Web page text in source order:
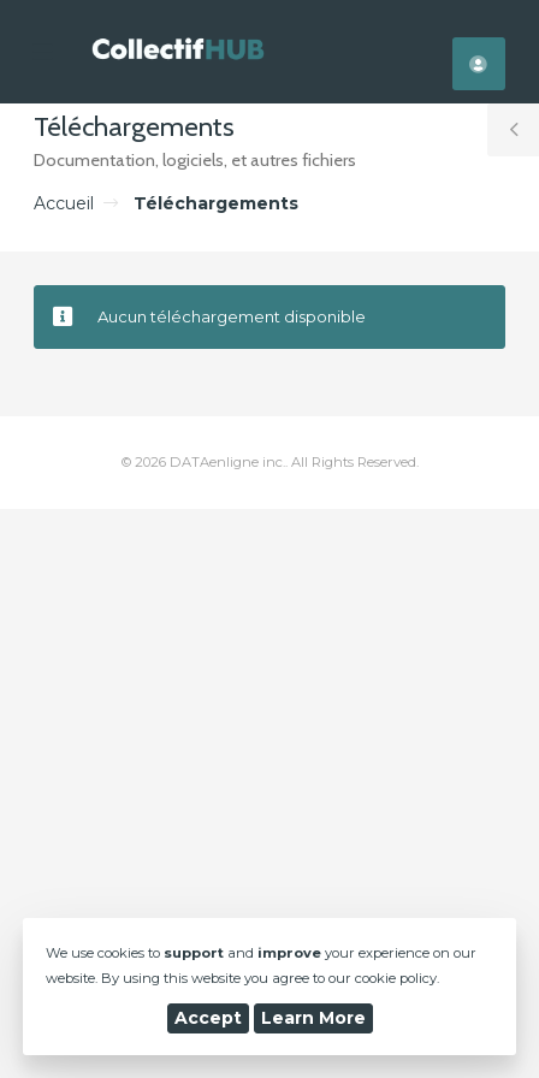
Mobile
Téléchargements
Documentation, logiciels, et autres fichiers
Accueil
Téléchargements
Aucun téléchargement disponible
© 2026 DATAenligne inc.. All Rights Reserved.
We use cookies to supportand improveyour experience on our
website. By using this website you agree to our cookie policy.
Accept Learn More